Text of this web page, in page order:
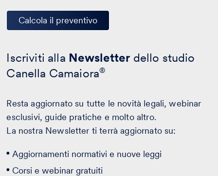
Calcola il preventivo
Iscriviti alla Newsletter dello studio
Canella Camaiora®
Resta aggiornato su tutte le novità legali, webinar
esclusivi, guide pratiche e molto altro.
La nostra Newsletter ti terrà aggiornato su:
Aggiornamenti normativi e nuove leggi
Corsi e webinar gratuiti